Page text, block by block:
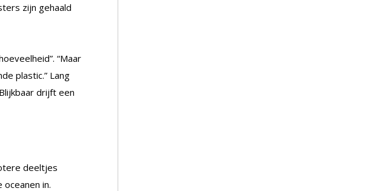
zijn gehaald
“Maar
plastic.” Lang
drijft een
deeltjes
in.